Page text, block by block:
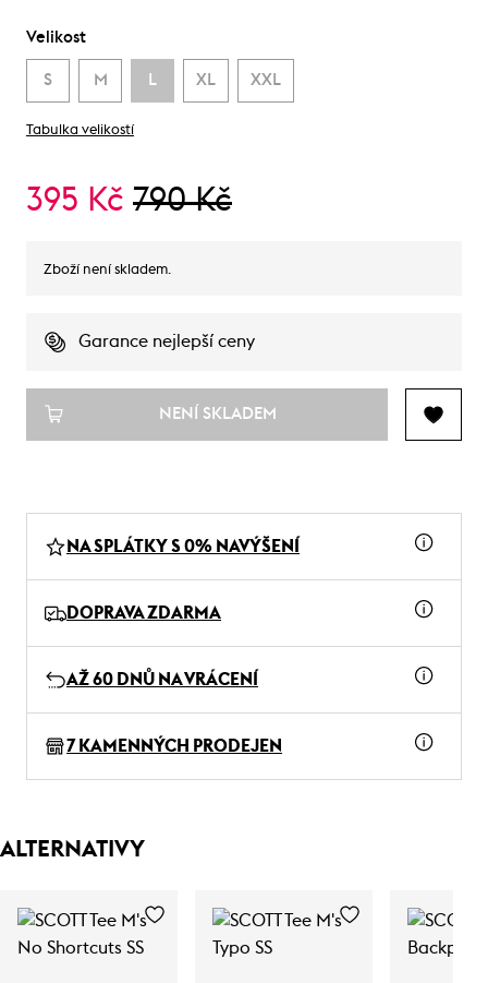
Velikost
S M L XL XXL
Tabulka velikostí
395 Kč 790 Kč
Zboží není skladem.
Garance nejlepší ceny
NENÍ SKLADEM
NA SPLÁTKY S 0% NAVÝŠENÍ
DOPRAVA ZDARMA
AŽ 60 DNŮ NA VRÁCENÍ
7 KAMENNÝCH PRODEJEN
ALTERNATIVY